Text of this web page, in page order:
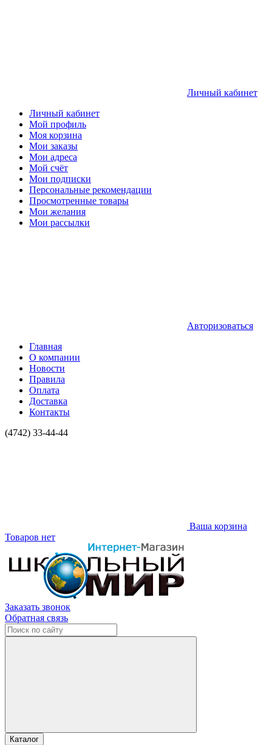
Личный кабинет
Личный кабинет
Мой профиль
Моя корзина
Мои заказы
Мои адреса
Мой счёт
Мои подписки
Персональные рекомендации
Просмотренные товары
Мои желания
Мои рассылки
Авторизоваться
Главная
О компании
Новости
Правила
Оплата
Доставка
Контакты
(4742) 33-44-44
Ваша корзина
Товаров нет
Заказать звонок
Обратная связь
Каталог